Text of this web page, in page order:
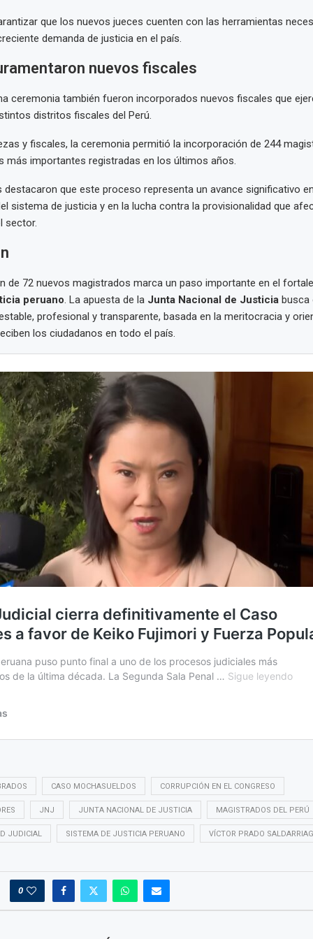
que los nuevos jueces cuenten con las herramientas
demanda de justicia en el país.
nuevos fiscales
ceremonia también fueron incorporados nuevos fiscales que
distritos fiscales del Perú.
y fiscales, la ceremonia permitió la incorporación de 244
más importantes registradas en los últimos años.
destacaron que este proceso representa un avance significativo
sistema de justicia y en la lucha contra la provisionalidad que
sector.
de 72 nuevos magistrados marca un paso importante en el
peruano. La apuesta de la Junta Nacional de Justiciabusca
profesional y transparente, basada en la meritocracia y
los ciudadanos en todo el país.
CASO MOCHASUELDOS CORRUPCIÓN EN EL CONGRESO
JNJ JUNTA NACIONAL DE JUSTICIA MAGISTRADOS DEL PERÚ
JUDICIAL SISTEMA DE JUSTICIA PERUANO VÍCTOR PRADO
0